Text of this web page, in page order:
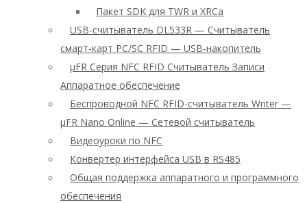
Пакет SDK для TWR и XRCa
USB-считыватель DL533R — Считыватель
смарт-карт PC/SC RFID — USB-накопитель
μFR Серия NFC RFID Считыватель Записи
Аппаратное обеспечение
Беспроводной NFC RFID-считыватель Writer —
μFR Nano Online — Сетевой считыватель
Видеоуроки по NFC
Конвертер интерфейса USB в RS485
Общая поддержка аппаратного и программного
обеспечения